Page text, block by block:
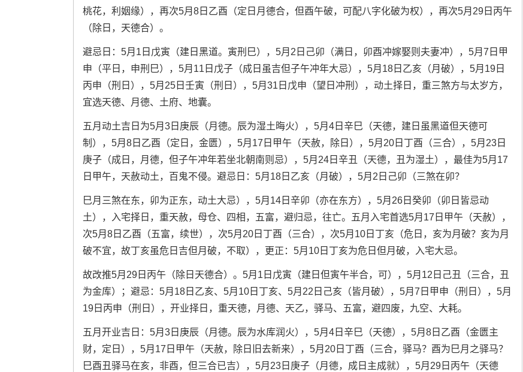
桃花，利姻缘），再次5月8日乙酉（定日月德合，但酉午破，可配八字化破为权），再次5月29日丙午
（除日，天德合）。
避忌日：5月1日戊寅（建日黑道。寅刑巳），5月2日己卯（满日，卯酉冲嫁娶则夫妻冲），5月7日甲
申（平日，申刑巳），5月11日戊子（成日虽吉但子午冲年大忌），5月18日乙亥（月破），5月19日
丙申（刑日），5月25日壬寅（刑日），5月31日戊申（望日冲刑），动土择日，重三煞方与太岁方，
宜选天德、月德、土府、地囊。
五月动土吉日为5月3日庚辰（月德。辰为湿土晦火），5月4日辛巳（天德，建日虽黑道但天德可
制），5月8日乙酉（定日，金匮），5月17日甲午（天赦，除日），5月20日丁酉（三合），5月23日
庚子（成日，月德，但子午冲年若坐北朝南则忌），5月24日辛丑（天德，丑为湿土），最佳为5月17
日甲午，天赦动土，百鬼不侵。避忌日：5月18日乙亥（月破），5月2日己卯（三煞在卯？
巳月三煞在东，卯为正东，动土大忌），5月14日辛卯（亦在东方），5月26日癸卯（卯日皆忌动
土），入宅择日，重天赦，母仓、四相，五富，避归忌，往亡。五月入宅首选5月17日甲午（天赦），
次5月8日乙酉（五富，续世），次5月20日丁酉（三合），次5月10日丁亥（危日，亥为月破？亥为月
破不宜，故丁亥虽危日吉但月破，不取），更正：5月10日丁亥为危日但月破，入宅大忌。
故改推5月29日丙午（除日天德合）。5月1日戊寅（建日但寅午半合，可），5月12日己丑（三合，丑
为金库）；避忌：5月18日乙亥、5月10日丁亥、5月22日己亥（皆月破），5月7日甲申（刑日），5月
19日丙申（刑日），开业择日，重天德，月德、天乙，驿马、五富，避四废，九空、大耗。
五月开业吉日：5月3日庚辰（月德。辰为水库润火），5月4日辛巳（天德），5月8日乙酉（金匮主
财，定日），5月17日甲午（天赦，除日旧去新来），5月20日丁酉（三合，驿马？酉为巳月之驿马？
巳酉丑驿马在亥，非酉，但三合已吉），5月23日庚子（月德，成日主成就），5月29日丙午（天德